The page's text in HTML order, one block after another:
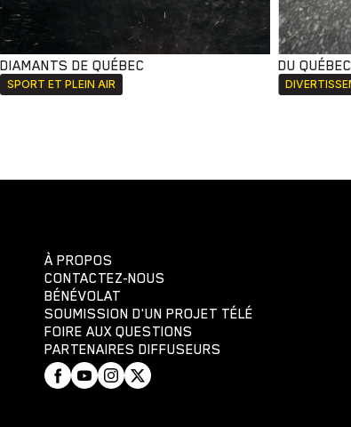
DIAMANTS DE QUÉBEC
SPORT ET PLEIN AIR
DU
À PROPOS
CONTACTEZ-NOUS
BÉNÉVOLAT
SOUMISSION D'UN PROJET TÉLÉ
FOIRE AUX QUESTIONS
PARTENAIRES DIFFUSEURS